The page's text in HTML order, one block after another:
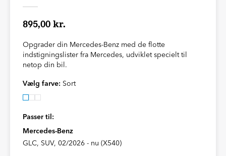
895,00 kr.
Opgrader din Mercedes-Benz med de flotte
indstigningslister fra Mercedes, udviklet specielt til
netop din bil.
Vælg farve: Sort
Passer til:
Mercedes-Benz
GLC, SUV, 02/2026 - nu (X540)